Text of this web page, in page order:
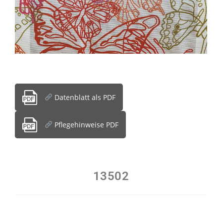
Datenblatt als PDF
Pflegehinweise PDF
13502